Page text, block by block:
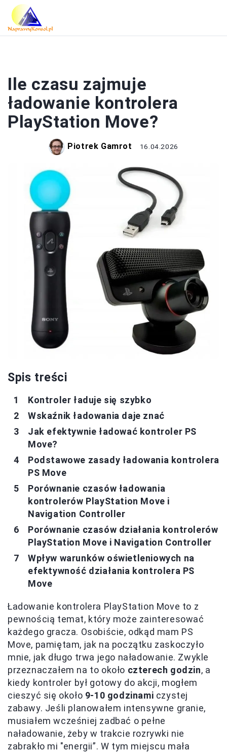
Ile czasu zajmuje
ładowanie kontrolera
PlayStation Move?
Piotrek Gamrot 16.04.2026
Spis treści
Kontroler ładuje się szybko
Wskaźnik ładowania daje znać
Jak efektywnie ładować kontroler PS
Move?
Podstawowe zasady ładowania kontrolera
PS Move
Porównanie czasów ładowania
kontrolerów PlayStation Move i
Navigation Controller
Porównanie czasów działania kontrolerów
PlayStation Move i Navigation Controller
Wpływ warunków oświetleniowych na
efektywność działania kontrolera PS
Move
Ładowanie kontrolera PlayStation Move to z
pewnością temat, który może zainteresować
każdego gracza. Osobiście, odkąd mam PS
Move, pamiętam, jak na początku zaskoczyło
mnie, jak długo trwa jego naładowanie. Zwykle
przeznaczałem na to około czterech godzin, a
kiedy kontroler był gotowy do akcji, mogłem
cieszyć się około 9-10 godzinami czystej
zabawy. Jeśli planowałem intensywne granie,
musiałem wcześniej zadbać o pełne
naładowanie, żeby w trakcie rozrywki nie
zabrakło mi "energii”. W tym miejscu mała